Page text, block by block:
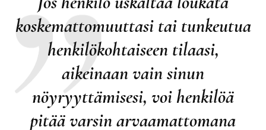
koskemattomuuttasi tai tunkeutua
henkilökohtaiseen tilaasi,
aikeinaan vain sinun
nöyryyttämisesi, voi henkilöä
pitää varsin arvaamattomana